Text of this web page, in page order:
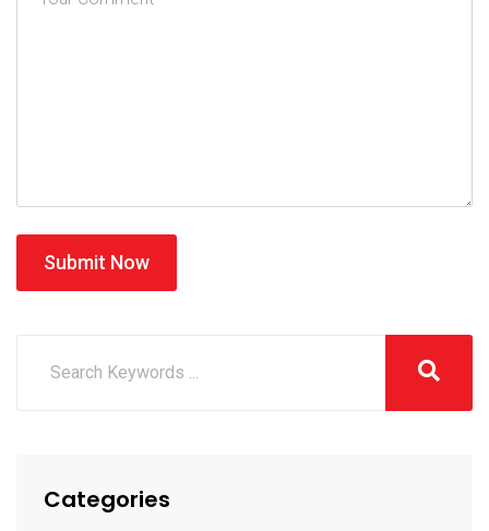
Submit Now
Categories